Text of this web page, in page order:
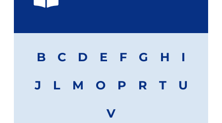
B C D E F G H
I
J
L M O P R T
U
V